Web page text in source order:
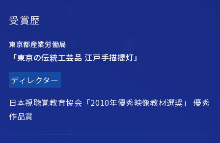
受賞歴
東京都産業労働局
「東京の伝統工芸品 江戸手描提灯」
ディレクター
日本視聴覚教育協会「2010年優秀映像教材選奨」 優秀
作品賞